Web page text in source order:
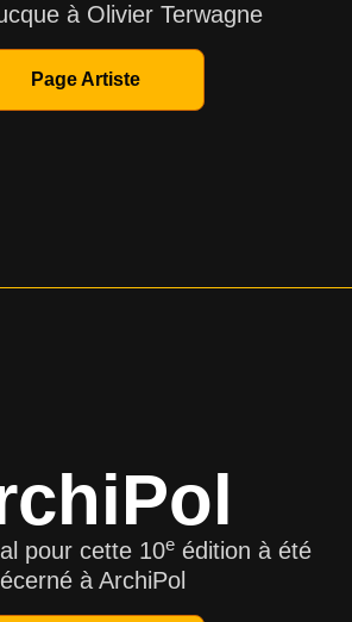
à Olivier Terwagne
Page Artiste
pour cette 10eédition à été
à ArchiPol